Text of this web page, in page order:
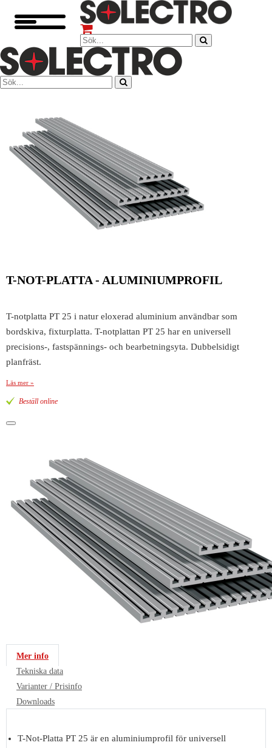
T-NOT-PLATTA - ALUMINIUMPROFIL
T-notplatta PT 25 i natur eloxerad aluminium användbar som
bordskiva, fixturplatta. T-notplattan PT 25 har en universell
precisions-, fastspännings- och bearbetningsyta. Dubbelsidigt
planfräst.
Läs mer »
Beställ online
Mer info
Tekniska data
Varianter / Prisinfo
Downloads
T-Not-Platta PT 25 är en aluminiumprofil för universell